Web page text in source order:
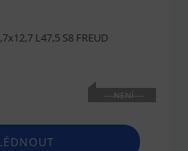
L47,5 S8 FREUD
NENÍ